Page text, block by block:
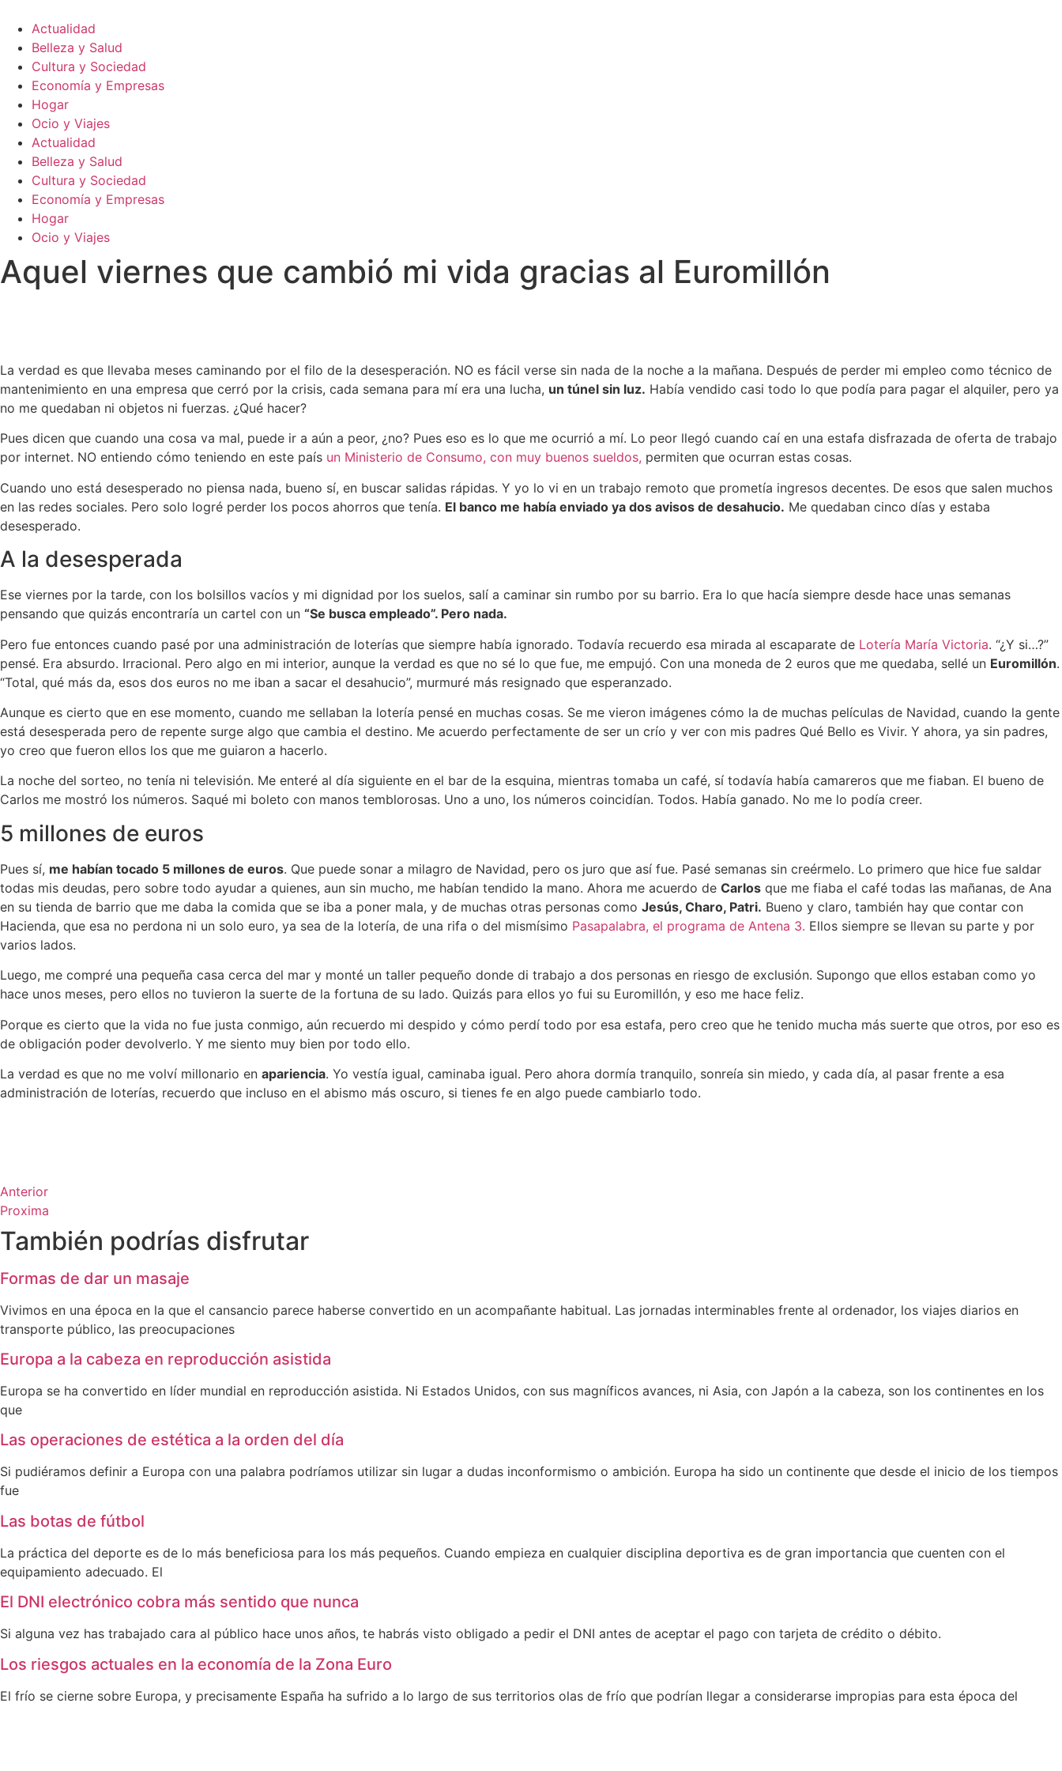
contenido
Actualidad
Belleza y Salud
Cultura y Sociedad
Economía y Empresas
Hogar
Ocio y Viajes
Actualidad
Belleza y Salud
Cultura y Sociedad
Economía y Empresas
Hogar
Ocio y Viajes
Aquel viernes que cambió mi vida gracias al Euromillón
La verdad es que llevaba meses caminando por el filo de la desesperación. NO es fácil verse sin nada de la noche a la mañana. Después de perder mi empleo como técnico de
mantenimiento en una empresa que cerró por la crisis, cada semana para mí era una lucha, un túnel sin luz. Había vendido casi todo lo que podía para pagar el alquiler, pero ya
no me quedaban ni objetos ni fuerzas. ¿Qué hacer?
Pues dicen que cuando una cosa va mal, puede ir a aún a peor, ¿no? Pues eso es lo que me ocurrió a mí. Lo peor llegó cuando caí en una estafa disfrazada de oferta de trabajo
por internet. NO entiendo cómo teniendo en este país un Ministerio de Consumo, con muy buenos sueldos, permiten que ocurran estas cosas.
Cuando uno está desesperado no piensa nada, bueno sí, en buscar salidas rápidas. Y yo lo vi en un trabajo remoto que prometía ingresos decentes. De esos que salen muchos
en las redes sociales. Pero solo logré perder los pocos ahorros que tenía. El banco me había enviado ya dos avisos de desahucio. Me quedaban cinco días y estaba
desesperado.
A la desesperada
Ese viernes por la tarde, con los bolsillos vacíos y mi dignidad por los suelos, salí a caminar sin rumbo por su barrio. Era lo que hacía siempre desde hace unas semanas
pensando que quizás encontraría un cartel con un “Se busca empleado”. Pero nada.
Pero fue entonces cuando pasé por una administración de loterías que siempre había ignorado. Todavía recuerdo esa mirada al escaparate de Lotería María Victoria. “¿Y si…?”
pensé. Era absurdo. Irracional. Pero algo en mi interior, aunque la verdad es que no sé lo que fue, me empujó. Con una moneda de 2 euros que me quedaba, sellé un Euromillón.
“Total, qué más da, esos dos euros no me iban a sacar el desahucio”, murmuré más resignado que esperanzado.
Aunque es cierto que en ese momento, cuando me sellaban la lotería pensé en muchas cosas. Se me vieron imágenes cómo la de muchas películas de Navidad, cuando la gente
está desesperada pero de repente surge algo que cambia el destino. Me acuerdo perfectamente de ser un crío y ver con mis padres Qué Bello es Vivir. Y ahora, ya sin padres,
yo creo que fueron ellos los que me guiaron a hacerlo.
La noche del sorteo, no tenía ni televisión. Me enteré al día siguiente en el bar de la esquina, mientras tomaba un café, sí todavía había camareros que me fiaban. El bueno de
Carlos me mostró los números. Saqué mi boleto con manos temblorosas. Uno a uno, los números coincidían. Todos. Había ganado. No me lo podía creer.
5 millones de euros
Pues sí, me habían tocado 5 millones de euros. Que puede sonar a milagro de Navidad, pero os juro que así fue. Pasé semanas sin creérmelo. Lo primero que hice fue saldar
todas mis deudas, pero sobre todo ayudar a quienes, aun sin mucho, me habían tendido la mano. Ahora me acuerdo de Carlos que me fiaba el café todas las mañanas, de Ana
en su tienda de barrio que me daba la comida que se iba a poner mala, y de muchas otras personas como Jesús, Charo, Patri. Bueno y claro, también hay que contar con
Hacienda, que esa no perdona ni un solo euro, ya sea de la lotería, de una rifa o del mismísimo Pasapalabra, el programa de Antena 3. Ellos siempre se llevan su parte y por
varios lados.
Luego, me compré una pequeña casa cerca del mar y monté un taller pequeño donde di trabajo a dos personas en riesgo de exclusión. Supongo que ellos estaban como yo
hace unos meses, pero ellos no tuvieron la suerte de la fortuna de su lado. Quizás para ellos yo fui su Euromillón, y eso me hace feliz.
Porque es cierto que la vida no fue justa conmigo, aún recuerdo mi despido y cómo perdí todo por esa estafa, pero creo que he tenido mucha más suerte que otros, por eso es
de obligación poder devolverlo. Y me siento muy bien por todo ello.
La verdad es que no me volví millonario en apariencia. Yo vestía igual, caminaba igual. Pero ahora dormía tranquilo, sonreía sin miedo, y cada día, al pasar frente a esa
administración de loterías, recuerdo que incluso en el abismo más oscuro, si tienes fe en algo puede cambiarlo todo.
Anterior
Proxima
También podrías disfrutar
Formas de dar un masaje
Vivimos en una época en la que el cansancio parece haberse convertido en un acompañante habitual. Las jornadas interminables frente al ordenador, los viajes diarios en
transporte público, las preocupaciones
Europa a la cabeza en reproducción asistida
Europa se ha convertido en líder mundial en reproducción asistida. Ni Estados Unidos, con sus magníficos avances, ni Asia, con Japón a la cabeza, son los continentes en los
que
Las operaciones de estética a la orden del día
Si pudiéramos definir a Europa con una palabra podríamos utilizar sin lugar a dudas inconformismo o ambición. Europa ha sido un continente que desde el inicio de los tiempos
fue
Las botas de fútbol
La práctica del deporte es de lo más beneficiosa para los más pequeños. Cuando empieza en cualquier disciplina deportiva es de gran importancia que cuenten con el
equipamiento adecuado. El
El DNI electrónico cobra más sentido que nunca
Si alguna vez has trabajado cara al público hace unos años, te habrás visto obligado a pedir el DNI antes de aceptar el pago con tarjeta de crédito o débito.
Los riesgos actuales en la economía de la Zona Euro
El frío se cierne sobre Europa, y precisamente España ha sufrido a lo largo de sus territorios olas de frío que podrían llegar a considerarse impropias para esta época del